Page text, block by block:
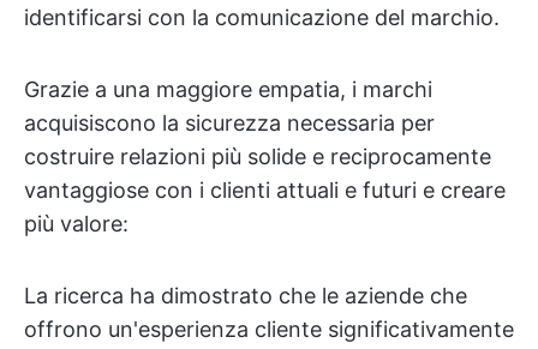
identificarsi con la comunicazione del marchio.
Grazie a una maggiore empatia, i marchi
acquisiscono la sicurezza necessaria per
costruire relazioni più solide e reciprocamente
vantaggiose con i clienti attuali e futuri e creare
più valore:
La ricerca ha dimostrato che le aziende che
offrono un'esperienza cliente significativamente